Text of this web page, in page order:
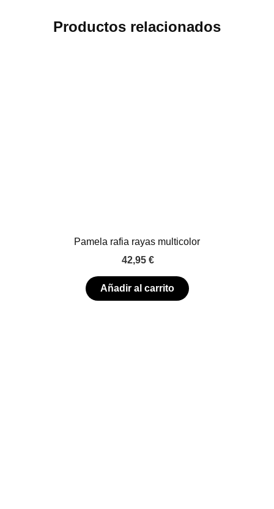
Productos relacionados
Pamela rafia rayas multicolor
42,95 €
Añadir al carrito